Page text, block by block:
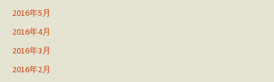
2016年5月
2016年4月
2016年3月
2016年2月